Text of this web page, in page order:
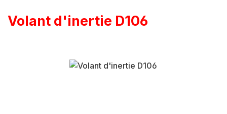
Volant d'inertie D106
Ignorer la galerie d'images